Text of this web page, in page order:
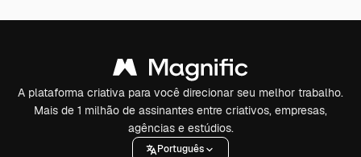
A plataforma criativa para você direcionar seu melhor trabalho.
Mais de 1 milhão de assinantes entre criativos, empresas,
agências e estúdios.
Português